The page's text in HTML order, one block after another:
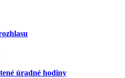
úradné hodiny